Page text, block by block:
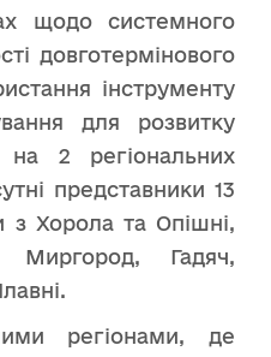
щодо системного
довготермінового
інструменту
для розвитку
на 2 регіональних
представники 13
з Хорола та Опішні,
Миргород, Гадяч,
регіонами, де